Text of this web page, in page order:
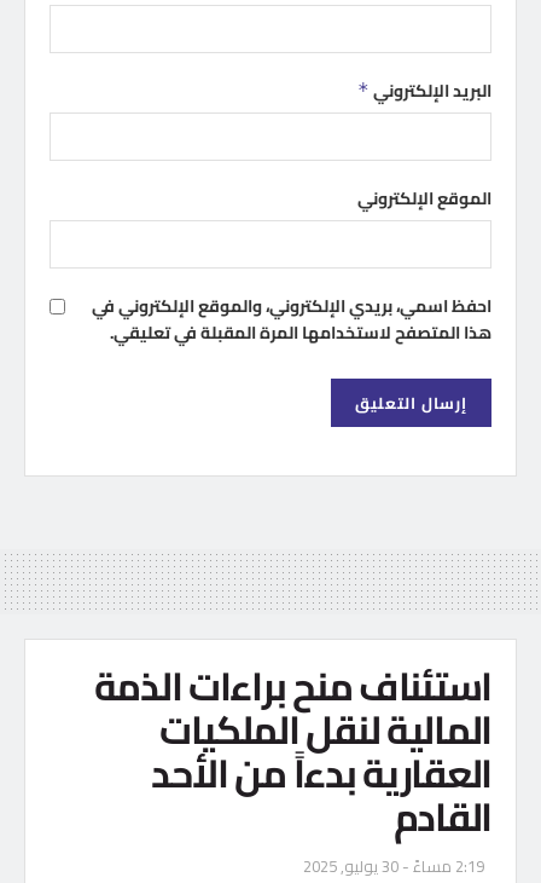
البريد الإلكتروني *
الموقع الإلكتروني
احفظ اسمي، بريدي الإلكتروني، والموقع الإلكتروني في
هذا المتصفح لاستخدامها المرة المقبلة في تعليقي.
استئناف منح براءات الذمة
المالية لنقل الملكيات
العقارية بدءاً من الأحد
القادم
2:19 مساءً - 30 يوليو, 2025